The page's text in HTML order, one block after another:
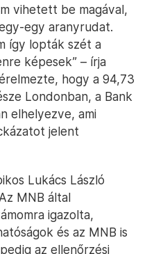
vihetett be magával,
egy aranyrudat.
így lopták szét a
képesek” – írja
hogy a 94,73
Londonban, a Bank
elhelyezve, ami
jelent
Lukács László
MNB által
igazolta,
és az MNB is
az ellenőrzési